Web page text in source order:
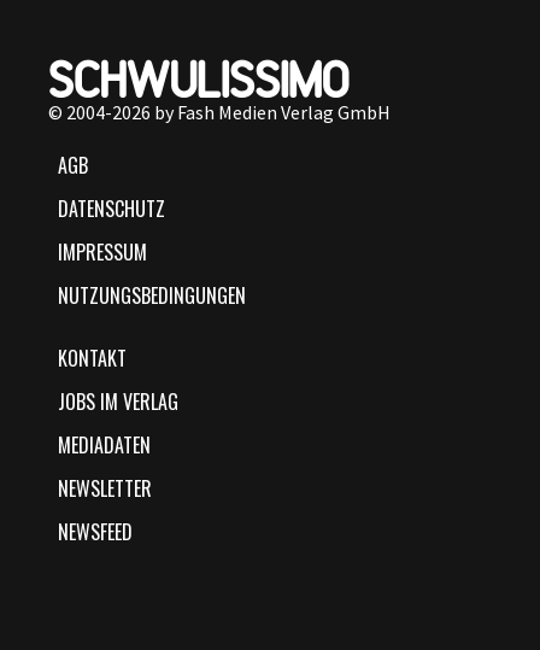
© 2004-2026 by Fash Medien Verlag GmbH
AGB
DATENSCHUTZ
IMPRESSUM
NUTZUNGSBEDINGUNGEN
KONTAKT
JOBS IM VERLAG
MEDIADATEN
NEWSLETTER
NEWSFEED